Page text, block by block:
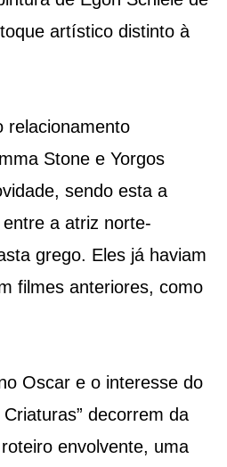
artístico distinto à
relacionamento
Stone e Yorgos
sendo esta a
a atriz norte-
grego. Eles já haviam
filmes anteriores, como
Oscar e o interesse do
decorrem da
envolvente, uma